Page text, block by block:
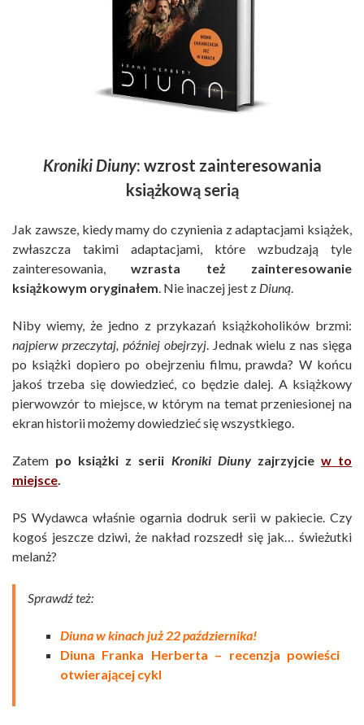
Kroniki Diuny: wzrost zainteresowania
książkową serią
Jak zawsze, kiedy mamy do czynienia z adaptacjami książek,
zwłaszcza takimi adaptacjami, które wzbudzają tyle
zainteresowania,wzrasta też zainteresowanie
książkowym oryginałem . Nie inaczej jest z Diuną
Niby wiemy, że jedno z przykazań książkoholików brzmi:
najpierw przeczytaj, później obejrzyj. Jednak wielu z nas sięga
po książki dopiero po obejrzeniu filmu, prawda? W końcu
jakoś trzeba się dowiedzieć, co będzie dalej. A książkowy
pierwowzór to miejsce, w którym na temat przeniesionej na
ekran historii możemy dowiedzieć się wszystkiego.
Zatem po książki z serii Kroniki Diunyzajrzyjcie w to
miejsce
PS Wydawca właśnie ogarnia dodruk serii w pakiecie. Czy
kogoś jeszcze dziwi, że nakład rozszedł się jak… świeżutki
melanż?
Sprawdź też:
Diuna w kinach już 22 października!
Diuna Franka Herberta – recenzja powieści
otwierającej cykl